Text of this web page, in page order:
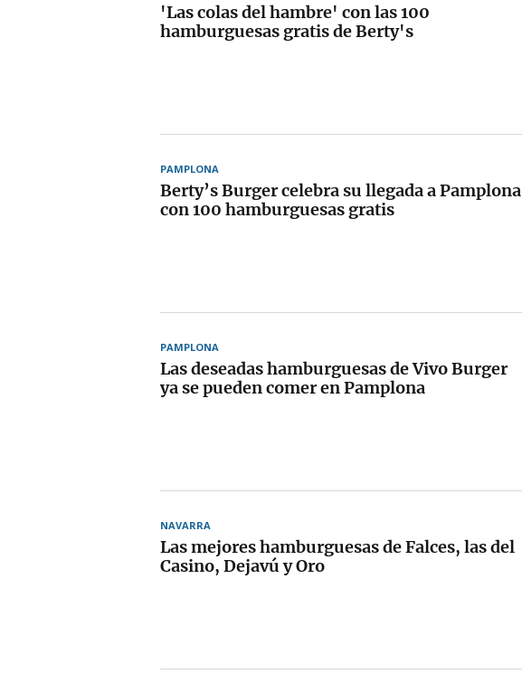
'Las colas del hambre' con las 100
hamburguesas gratis de Berty's
PAMPLONA
Berty’s Burger celebra su llegada a Pamplona
con 100 hamburguesas gratis
PAMPLONA
Las deseadas hamburguesas de Vivo Burger
ya se pueden comer en Pamplona
NAVARRA
Las mejores hamburguesas de Falces, las del
Casino, Dejavú y Oro